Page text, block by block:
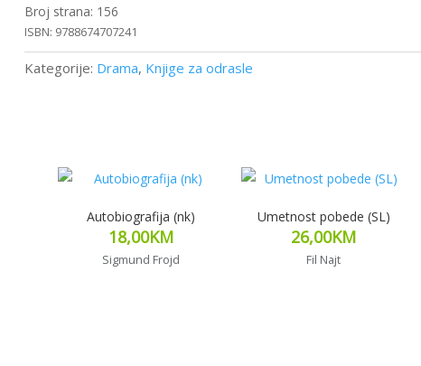
156
9788674707241
Kategorije: Drama, Knjige za odrasle
Autobiografija (nk)
18,00KM
Sigmund Frojd
Umetnost pobede (SL)
26,00KM
Fil Najt